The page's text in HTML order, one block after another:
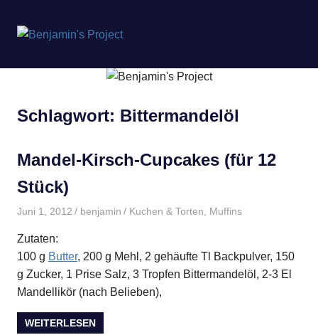
springen
Project
Schlagwort: Bittermandelöl
Mandel-Kirsch-Cupcakes (für 12
Stück)
Juni 1, 2012 benjamin Kuchen & Torten Muffins
Zutaten:
100 g Butter, 200 g Mehl, 2 gehäufte Tl Backpulver, 150
g Zucker, 1 Prise Salz, 3 Tropfen Bittermandelöl, 2-3 El
Mandellikör (nach Belieben),
WEITERLESEN